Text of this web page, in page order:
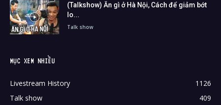
(Talkshow) Ăn gì ở Hà Nội, Cách để giảm bớt
lo...
Talk show
MỤC XEM NHIỀU
Livestream History
1126
Talk show
409